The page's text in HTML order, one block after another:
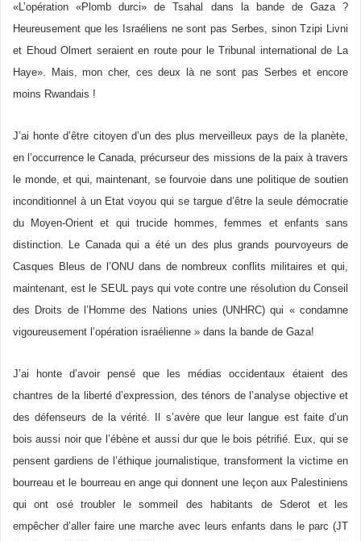
«L’opération «Plomb durci» de Tsahal dans la bande de Gaza ?
Heureusement que les Israéliens ne sont pas Serbes, sinon Tzipi Livni
et Ehoud Olmert seraient en route pour le Tribunal international de La
Haye». Mais, mon cher, ces deux là ne sont pas Serbes et encore
moins Rwandais !
J’ai honte d’être citoyen d’un des plus merveilleux pays de la planète,
en l’occurrence le Canada, précurseur des missions de la paix à travers
le monde, et qui, maintenant, se fourvoie dans une politique de soutien
inconditionnel à un Etat voyou qui se targue d’être la seule démocratie
du Moyen-Orient et qui trucide hommes, femmes et enfants sans
distinction. Le Canada qui a été un des plus grands pourvoyeurs de
Casques Bleus de l’ONU dans de nombreux conflits militaires et qui,
maintenant, est le SEUL pays qui vote contre une résolution du Conseil
des Droits de l’Homme des Nations unies (UNHRC) qui « condamne
vigoureusement l’opération israélienne » dans la bande de Gaza!
J’ai honte d’avoir pensé que les médias occidentaux étaient des
chantres de la liberté d’expression, des ténors de l’analyse objective et
des défenseurs de la vérité. Il s’avère que leur langue est faite d’un
bois aussi noir que l’ébène et aussi dur que le bois pétrifié. Eux, qui se
pensent gardiens de l’éthique journalistique, transforment la victime en
bourreau et le bourreau en ange qui donnent une leçon aux Palestiniens
qui ont osé troubler le sommeil des habitants de Sderot et les
empêcher d’aller faire une marche avec leurs enfants dans le parc (JT